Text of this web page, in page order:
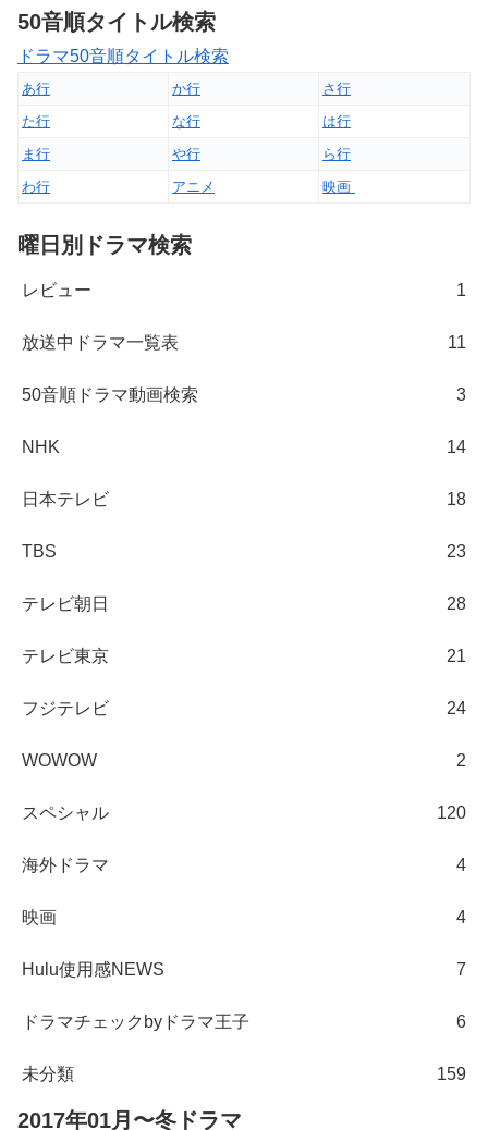
50音順タイトル検索
ドラマ50音順タイトル検索
あ行 か行
さ行
た行
な行
は行
ま行
や行
ら行
わ行
アニメ 映画
曜日別ドラマ検索
レビュー 1
放送中ドラマ一覧表 11
50音順ドラマ動画検索 3
NHK 14
日本テレビ 18
TBS 23
テレビ朝日 28
テレビ東京 21
フジテレビ 24
WOWOW 2
スペシャル 120
海外ドラマ 4
映画 4
Hulu使用感NEWS 7
ドラマチェックbyドラマ王子 6
未分類 159
2017年01月〜冬ドラマ